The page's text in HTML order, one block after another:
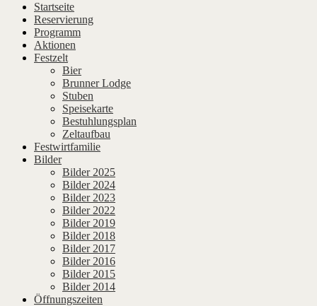
Startseite
Reservierung
Programm
Aktionen
Festzelt
Bier
Brunner Lodge
Stuben
Speisekarte
Bestuhlungsplan
Zeltaufbau
Festwirtfamilie
Bilder
Bilder 2025
Bilder 2024
Bilder 2023
Bilder 2022
Bilder 2019
Bilder 2018
Bilder 2017
Bilder 2016
Bilder 2015
Bilder 2014
Öffnungszeiten